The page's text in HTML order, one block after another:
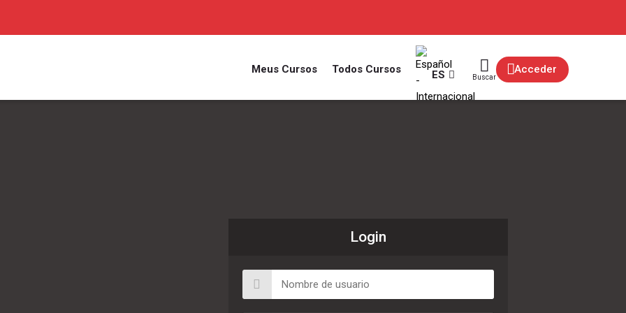
Meus Cursos Todos Cursos ES Buscar
Acceder
Login